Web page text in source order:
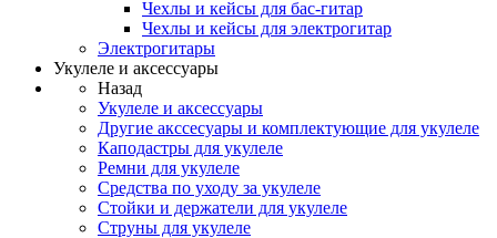
Чехлы и кейсы для бас-гитар
Чехлы и кейсы для электрогитар
Электрогитары
Укулеле и аксессуары
Назад
Укулеле и аксессуары
Другие акссесуары и комплектующие для укулеле
Каподастры для укулеле
Ремни для укулеле
Средства по уходу за укулеле
Стойки и держатели для укулеле
Струны для укулеле